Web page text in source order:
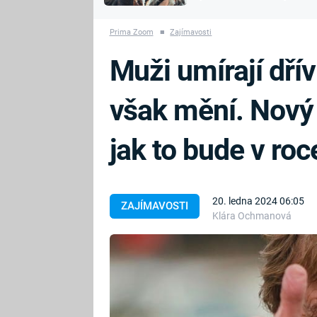
PRVNÍ SVĚTOVÁ
BRITSKÁ
KRÁLOVSKÁ
RODINA
Prima Zoom ■ Zajímavosti
ZAJÍMAVOSTI
20. ledna 2024 06:05
Klára Ochmanová
Muži umírají
však mění.
jak to bude v